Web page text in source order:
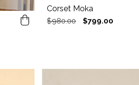
Corset Moka
$980.00 $799.00